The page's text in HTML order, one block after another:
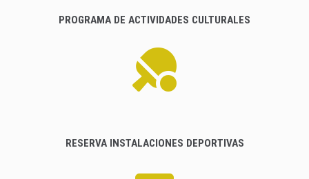
PROGRAMA DE ACTIVIDADES CULTURALES
RESERVA INSTALACIONES DEPORTIVAS